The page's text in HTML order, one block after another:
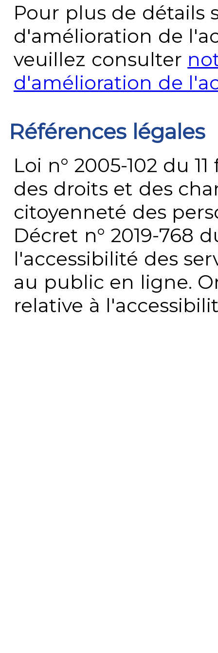
Pour plus de détails
d'amélioration de
veuillez consulter
d'amélioration de
Références légales
Loi n° 2005-102 du
des droits et des
citoyenneté des
Décret n° 2019-768
l'accessibilité des
au public en ligne.
relative à